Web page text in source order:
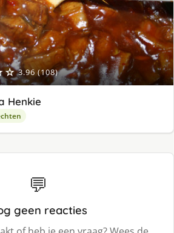
3.96 (108)
Henkie
💬
geen reacties